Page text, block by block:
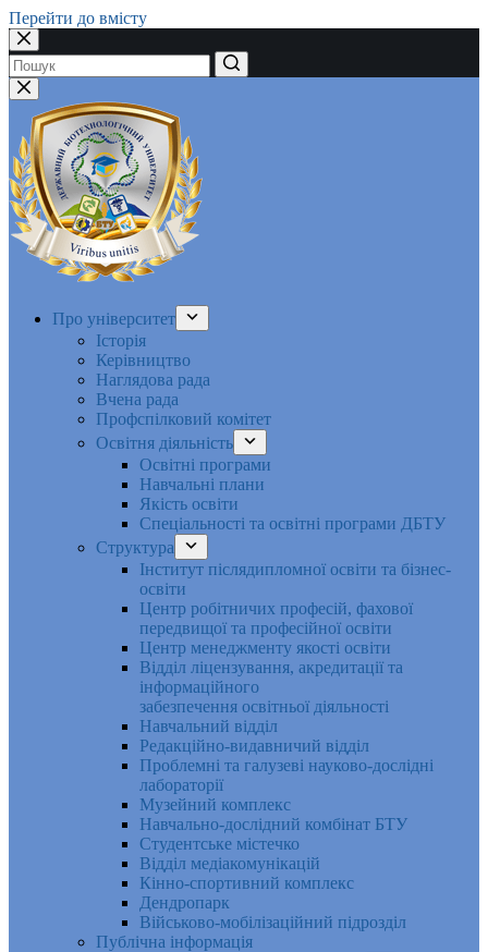
Перейти до вмісту
Немає
результатів
Про університет
Історія
Керівництво
Наглядова рада
Вчена рада
Профспілковий комітет
Освітня діяльність
Освітні програми
Навчальні плани
Якість освіти
Спеціальності та освітні програми ДБТУ
Структура
Інститут післядипломної освіти та бізнес-
освіти
Центр робітничих професій, фахової
передвищої та професійної освіти
Центр менеджменту якості освіти
Відділ ліцензування, акредитації та
інформаційного
забезпечення освітньої діяльності
Навчальний відділ
Редакційно-видавничий відділ
Проблемні та галузеві науково-дослідні
лабораторії
Музейний комплекс
Навчально-дослідний комбінат БТУ
Студентське містечко
Відділ медіакомунікацій
Кінно-спортивний комплекс
Дендропарк
Військово-мобілізаційний підрозділ
Публічна інформація